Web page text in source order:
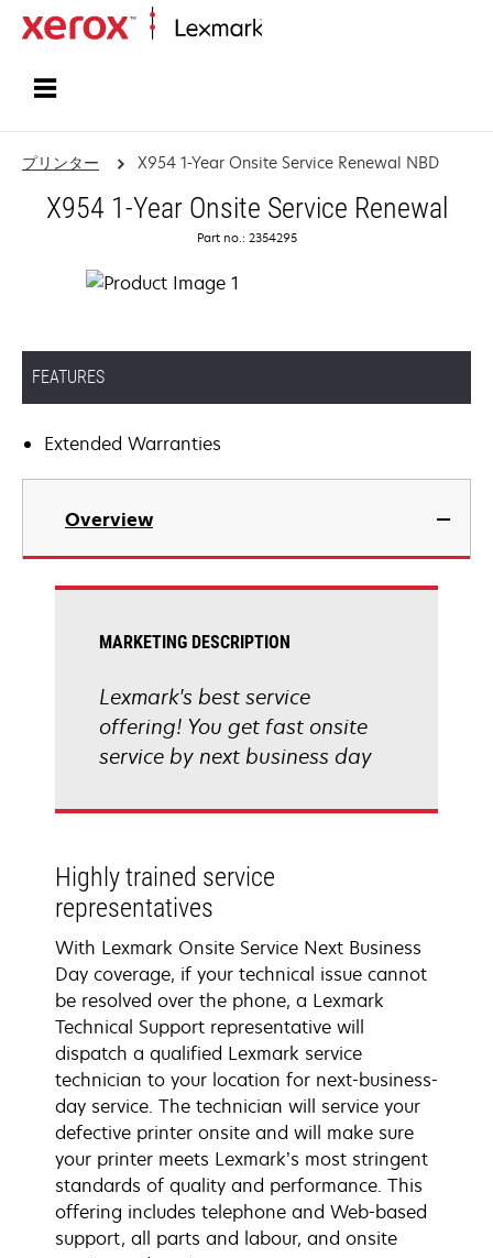
プリンター X954 1-Year Onsite Service Renewal NBD
X954 1-Year Onsite Service Renewal
Part no.: 2354295
FEATURES
Extended Warranties
Overview
MARKETING DESCRIPTION
Lexmark's best service
offering! You get fast onsite
service by next business day
Highly trained service
representatives
With Lexmark Onsite Service Next Business
Day coverage, if your technical issue cannot
be resolved over the phone, a Lexmark
Technical Support representative will
dispatch a qualified Lexmark service
technician to your location for next-business-
day service. The technician will service your
defective printer onsite and will make sure
your printer meets Lexmark’s most stringent
standards of quality and performance. This
offering includes telephone and Web-based
support, all parts and labour, and onsite